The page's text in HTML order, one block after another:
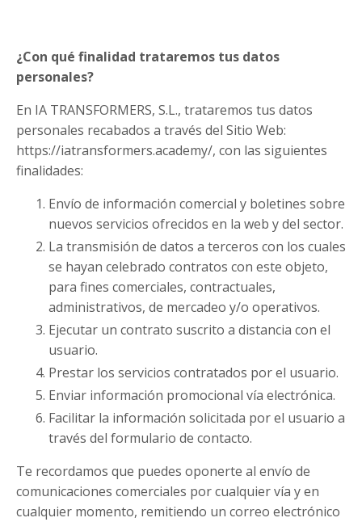
¿Con qué finalidad trataremos tus datos
personales?
En IA TRANSFORMERS, S.L., trataremos tus datos
personales recabados a través del Sitio Web:
https://iatransformers.academy/, con las siguientes
finalidades:
Envío de información comercial y boletines sobre
nuevos servicios ofrecidos en la web y del sector.
La transmisión de datos a terceros con los cuales
se hayan celebrado contratos con este objeto,
para fines comerciales, contractuales,
administrativos, de mercadeo y/o operativos.
Ejecutar un contrato suscrito a distancia con el
usuario.
Prestar los servicios contratados por el usuario.
Enviar información promocional vía electrónica.
Facilitar la información solicitada por el usuario a
través del formulario de contacto.
Te recordamos que puedes oponerte al envío de
comunicaciones comerciales por cualquier vía y en
cualquier momento, remitiendo un correo electrónico